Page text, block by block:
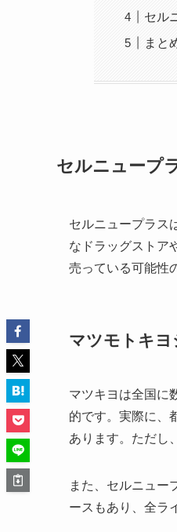
セル
まと
セルニュープ
セルニュープラス
なドラッグストア
売っている可能性
マツモトキヨ
マツキヨは全国に
的です。実際に、
あります。ただし
また、セルニュー
ースもあり、全ラ